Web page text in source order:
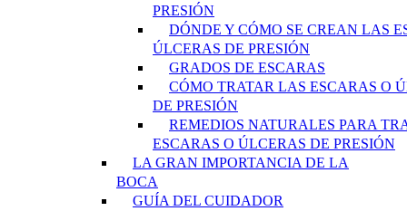
PRESIÓN
DÓNDE Y CÓMO SE CREAN LAS
ÚLCERAS DE PRESIÓN
GRADOS DE ESCARAS
CÓMO TRATAR LAS ESCARAS O
DE PRESIÓN
REMEDIOS NATURALES PARA
ESCARAS O ÚLCERAS DE PRESIÓN
LA GRAN IMPORTANCIA DE LA
BOCA
GUÍA DEL CUIDADOR